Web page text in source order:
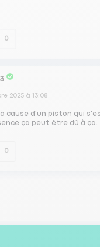
0
2025 à 13:08
cause d'un piston qui
ça peut être dû à ça.
0